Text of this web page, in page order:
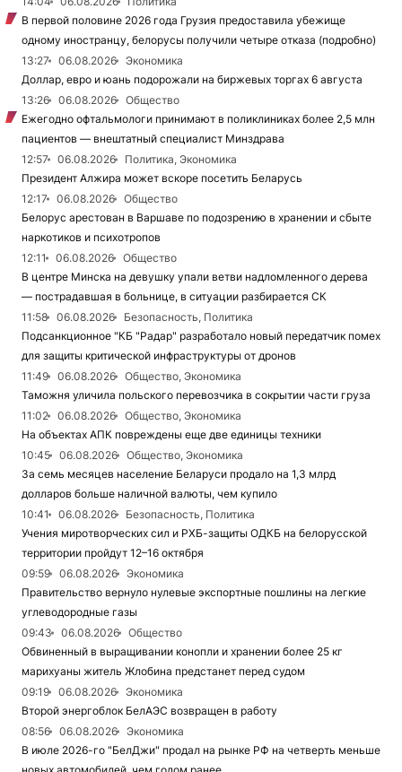
В первой половине 2026 года Грузия предоставила убежище
одному иностранцу, белорусы получили четыре отказа (подробно)
13:27
06.08.2026
Экономика
Доллар, евро и юань подорожали на биржевых торгах 6 августа
13:26
06.08.2026
Общество
Ежегодно офтальмологи принимают в поликлиниках более 2,5 млн
пациентов — внештатный специалист Минздрава
12:57
06.08.2026
Политика, Экономика
Президент Алжира может вскоре посетить Беларусь
12:17
06.08.2026
Общество
Белорус арестован в Варшаве по подозрению в хранении и сбыте
наркотиков и психотропов
12:11
06.08.2026
Общество
В центре Минска на девушку упали ветви надломленного дерева
— пострадавшая в больнице, в ситуации разбирается СК
11:58
06.08.2026
Безопасность, Политика
Подсанкционное "КБ "Радар" разработало новый передатчик помех
для защиты критической инфраструктуры от дронов
11:49
06.08.2026
Общество, Экономика
Таможня уличила польского перевозчика в сокрытии части груза
11:02
06.08.2026
Общество, Экономика
На объектах АПК повреждены еще две единицы техники
10:45
06.08.2026
Общество, Экономика
За семь месяцев население Беларуси продало на 1,3 млрд
долларов больше наличной валюты, чем купило
10:41
06.08.2026
Безопасность, Политика
Учения миротворческих сил и РХБ-защиты ОДКБ на белорусской
территории пройдут 12–16 октября
09:59
06.08.2026
Экономика
Правительство вернуло нулевые экспортные пошлины на легкие
углеводородные газы
09:43
06.08.2026
Общество
Обвиненный в выращивании конопли и хранении более 25 кг
марихуаны житель Жлобина предстанет перед судом
09:19
06.08.2026
Экономика
Второй энергоблок БелАЭС возвращен в работу
08:56
06.08.2026
Экономика
В июле 2026-го "БелДжи" продал на рынке РФ на четверть меньше